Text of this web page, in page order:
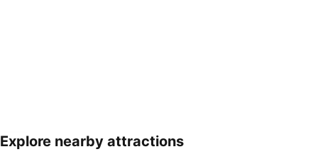
Explore nearby attractions